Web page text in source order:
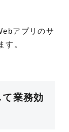
アプリのサ
す。
業務効